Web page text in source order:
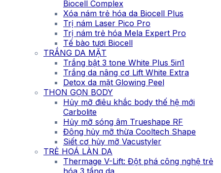
Biocell Complex
Xóa nám trẻ hóa da Biocell Plus
Trị nám Laser Pico Pro
Trị nám trẻ hóa Mela Expert Pro
Tế bào tươi Biocell
TRẮNG DA MẶT
Trắng bật 3 tone White Plus 5in1
Trắng da nâng cơ Lift White Extra
Detox da mặt Glowing Peel
THON GỌN BODY
Hủy mỡ điêu khắc body thế hệ mới
Carbolite
Hủy mỡ sóng âm Trueshape RF
Đông hủy mỡ thừa Cooltech Shape
Siết cơ hủy mỡ Vacustyler
TRẺ HOÁ LÀN DA
Thermage V-Lift: Đột phá công nghệ trẻ
hóa 3 tầng da